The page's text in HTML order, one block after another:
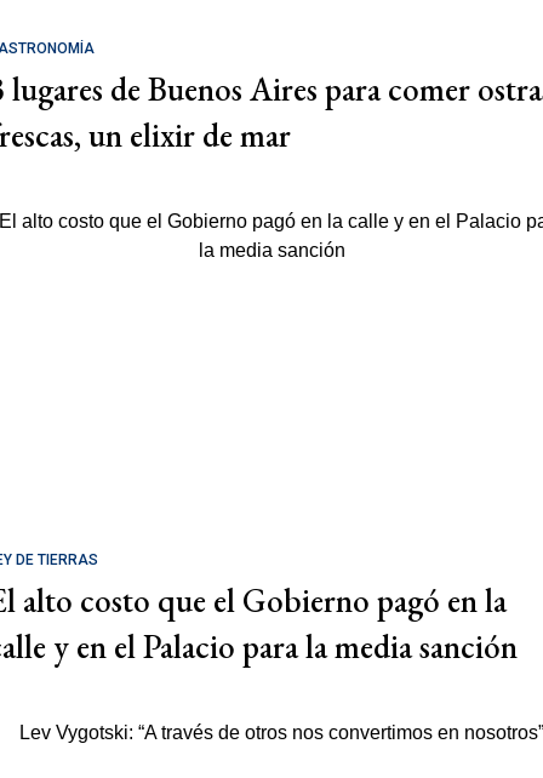
lugares de Buenos Aires para comer
un elixir de mar
DE TIERRAS
alto costo que el Gobierno pagó en la
y en el Palacio para la media sanción